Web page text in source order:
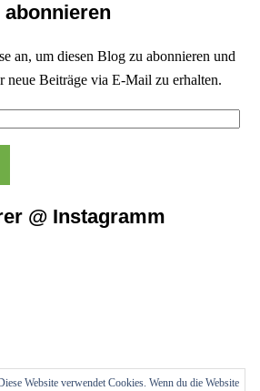
an, um diesen Blog zu abonnieren und
neue Beiträge via E-Mail zu erhalten.
@ Instagramm
Website verwendet Cookies. Wenn du die Website